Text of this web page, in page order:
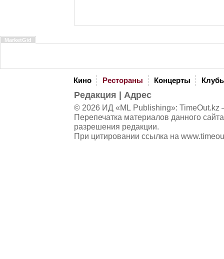
MarketGid
Кино Рестораны Концерты
Редакция Адрес
© 2026 ИД «ML Publishing»: TimeOut.kz
Перепечатка материалов данного
разрешения редакции.
При цитировании ссылка на